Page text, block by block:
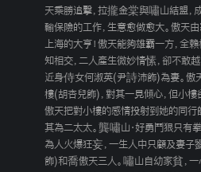
天乘勝追擊，拉攏金棠與嘯山結盟，
輸保險的工作，生意愈做愈大。傲天
上海的大亨！傲天能夠雄霸一方，全
知相交，二人產生微妙情愫，卻不敢
近身侍女何淑英(尹詩沛飾)為妻。
樓(胡杏兒飾)，對其一見傾心，但小樓
傲天把對小樓的感情投射到她的同
其為二太太。龔嘯山‧好勇鬥狠只有
為人火爆狂妄，一生人中只顧及妻
飾)和喬傲天三人。嘯山自幼家貧，一